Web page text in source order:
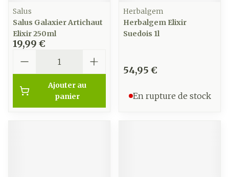
Salus
Salus Galaxier Artichaut
Elixir 250ml
19,99 €
Ajouter au
panier
Herbalgem
Herbalgem Elixir
Suedois 1l
54,95 €
En rupture de stock